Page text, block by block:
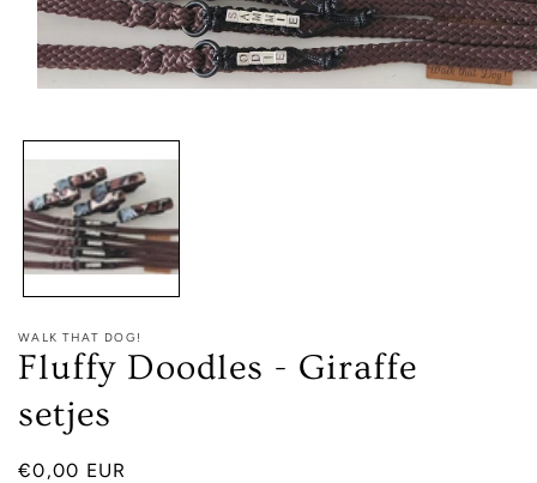
modaal
WALK THAT DOG!
Fluffy Doodles - Giraffe
setjes
Normale
€0,00 EUR